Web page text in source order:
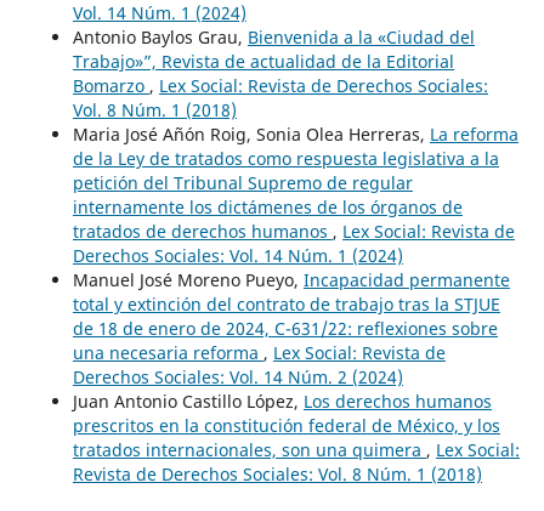
Vol. 14 Núm. 1 (2024)
Antonio Baylos Grau, Bienvenida a la «Ciudad del
Trabajo»”, Revista de actualidad de la Editorial
Bomarzo , Lex Social: Revista de Derechos Sociales:
Vol. 8 Núm. 1 (2018)
Maria José Añón Roig, Sonia Olea Herreras, La reforma
de la Ley de tratados como respuesta legislativa a la
petición del Tribunal Supremo de regular
internamente los dictámenes de los órganos de
tratados de derechos humanos , Lex Social: Revista de
Derechos Sociales: Vol. 14 Núm. 1 (2024)
Manuel José Moreno Pueyo, Incapacidad permanente
total y extinción del contrato de trabajo tras la STJUE
de 18 de enero de 2024, C-631/22: reflexiones sobre
una necesaria reforma , Lex Social: Revista de
Derechos Sociales: Vol. 14 Núm. 2 (2024)
Juan Antonio Castillo López, Los derechos humanos
prescritos en la constitución federal de México, y los
tratados internacionales, son una quimera , Lex Social:
Revista de Derechos Sociales: Vol. 8 Núm. 1 (2018)